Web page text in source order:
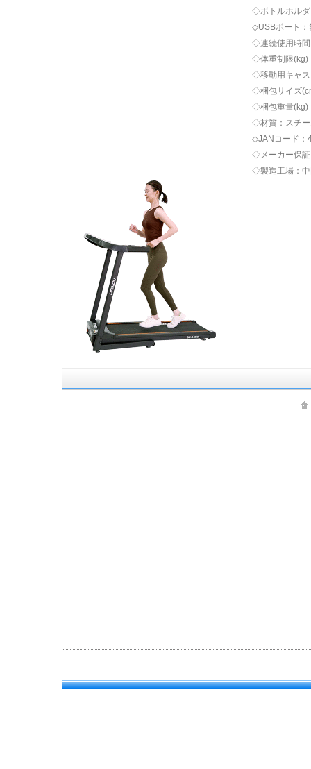
◇ボトルホル
◇USBポート：
◇連続使用時
◇体重制限(kg)
◇移動用キャ
◇梱包サイズ
◇梱包重量(kg)
◇材質：スチー
◇JANコード：
◇メーカー保証
◇製造工場：